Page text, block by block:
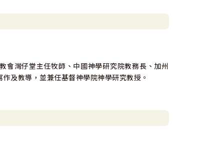
會灣仔堂主任牧師、中國神學研究院教務長、加州
及教導，並兼任基督神學院神學研究教授。